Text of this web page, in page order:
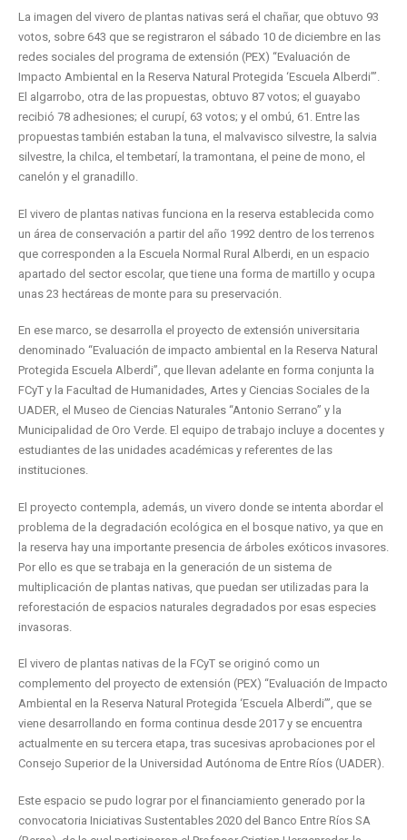
La imagen del vivero de plantas nativas será el chañar, que obtuvo 93
votos, sobre 643 que se registraron el sábado 10 de diciembre en las
redes sociales del programa de extensión (PEX) “Evaluación de
Impacto Ambiental en la Reserva Natural Protegida ‘Escuela Alberdi’”.
El algarrobo, otra de las propuestas, obtuvo 87 votos; el guayabo
recibió 78 adhesiones; el curupí, 63 votos; y el ombú, 61. Entre las
propuestas también estaban la tuna, el malvavisco silvestre, la salvia
silvestre, la chilca, el tembetarí, la tramontana, el peine de mono, el
canelón y el granadillo.
El vivero de plantas nativas funciona en la reserva establecida como
un área de conservación a partir del año 1992 dentro de los terrenos
que corresponden a la Escuela Normal Rural Alberdi, en un espacio
apartado del sector escolar, que tiene una forma de martillo y ocupa
unas 23 hectáreas de monte para su preservación.
En ese marco, se desarrolla el proyecto de extensión universitaria
denominado “Evaluación de impacto ambiental en la Reserva Natural
Protegida Escuela Alberdi”, que llevan adelante en forma conjunta la
FCyT y la Facultad de Humanidades, Artes y Ciencias Sociales de la
UADER, el Museo de Ciencias Naturales “Antonio Serrano” y la
Municipalidad de Oro Verde. El equipo de trabajo incluye a docentes y
estudiantes de las unidades académicas y referentes de las
instituciones.
El proyecto contempla, además, un vivero donde se intenta abordar el
problema de la degradación ecológica en el bosque nativo, ya que en
la reserva hay una importante presencia de árboles exóticos invasores.
Por ello es que se trabaja en la generación de un sistema de
multiplicación de plantas nativas, que puedan ser utilizadas para la
reforestación de espacios naturales degradados por esas especies
invasoras.
El vivero de plantas nativas de la FCyT se originó como un
complemento del proyecto de extensión (PEX) “Evaluación de Impacto
Ambiental en la Reserva Natural Protegida ‘Escuela Alberdi’”, que se
viene desarrollando en forma continua desde 2017 y se encuentra
actualmente en su tercera etapa, tras sucesivas aprobaciones por el
Consejo Superior de la Universidad Autónoma de Entre Ríos (UADER).
Este espacio se pudo lograr por el financiamiento generado por la
convocatoria Iniciativas Sustentables 2020 del Banco Entre Ríos SA